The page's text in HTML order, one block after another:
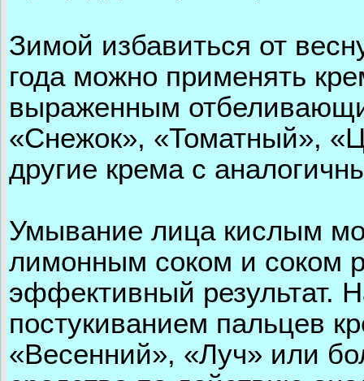
Зимой избавиться от
года можно применять
выраженным
«Снежок», «Томатный»,
другие крема с
Умывание лица кислым
лимонным соком и соком
эффективный результат.
постукиванием пальцев
«Весенний», «Луч» или